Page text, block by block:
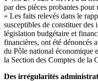
par des pièces probantes
« Les faits relevés dans le
susceptibles de constituer
législation budgétaire et
financières, ont été dénoncés
du Pôle national économique
la Section des Comptes de la
Des irrégularités